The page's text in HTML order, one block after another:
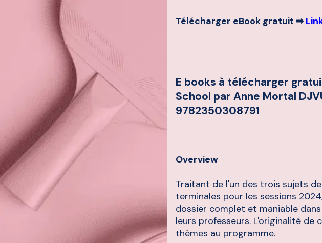
Télécharger eBook gratuit ➡
E books à télécharger
School par Anne Mortal
9782350308791
Overview
Traitant de l'un des trois sujets
terminales pour les sessions
dossier complet et maniable
leurs professeurs. L'originalité
thèmes au programme.